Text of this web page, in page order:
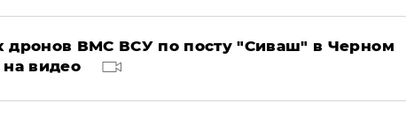
дронов ВМС ВСУ по посту "Сиваш" в Черном
видео